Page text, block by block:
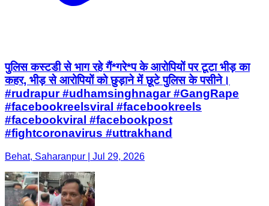
पुलिस कस्टडी से भाग रहे गैं*गरे*प के आरोपियों पर टूटा भीड़ का
कहर, भीड़ से आरोपियों को छुड़ाने में छूटे पुलिस के पसीने।
#rudrapur #udhamsinghnagar #GangRape
#facebookreelsviral #facebookreels
#facebookviral #facebookpost
#fightcoronavirus #uttrakhand
Behat, Saharanpur | Jul 29, 2026